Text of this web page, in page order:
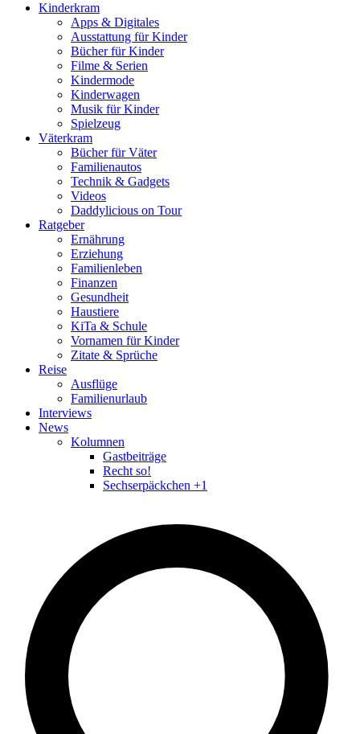
Kinderkram
Apps & Digitales
Ausstattung für Kinder
Bücher für Kinder
Filme & Serien
Kindermode
Kinderwagen
Musik für Kinder
Spielzeug
Väterkram
Bücher für Väter
Familienautos
Technik & Gadgets
Videos
Daddylicious on Tour
Ratgeber
Ernährung
Erziehung
Familienleben
Finanzen
Gesundheit
Haustiere
KiTa & Schule
Vornamen für Kinder
Zitate & Sprüche
Reise
Ausflüge
Familienurlaub
Interviews
News
Kolumnen
Gastbeiträge
Recht so!
Sechserpäckchen +1